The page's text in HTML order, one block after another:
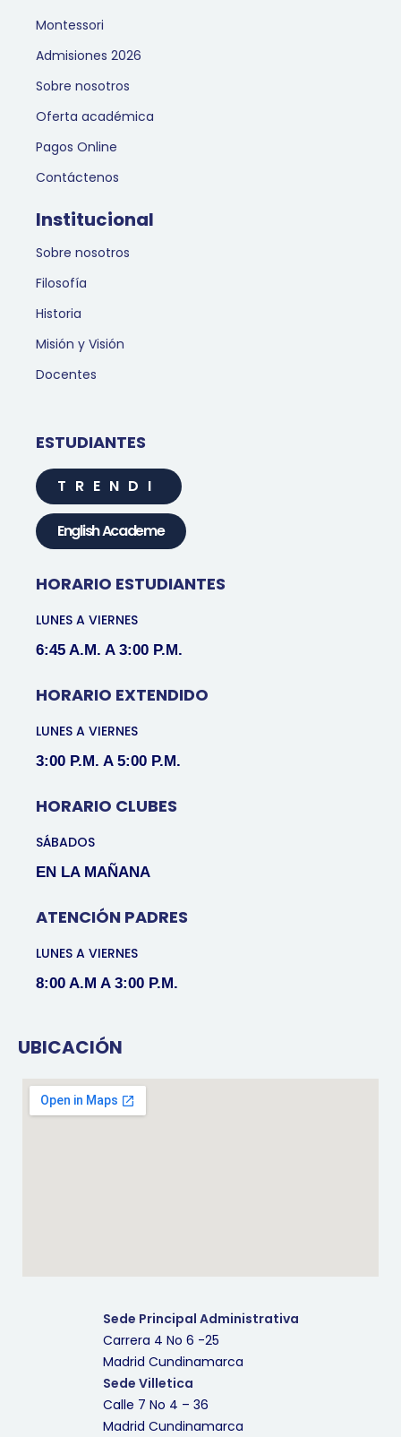
Montessori
Admisiones 2026
Sobre nosotros
Oferta académica
Pagos Online
Contáctenos
Institucional
Sobre nosotros
Filosofía
Historia
Misión y Visión
Docentes
ESTUDIANTES
TRENDI
English Academe
HORARIO ESTUDIANTES
LUNES A VIERNES
6:45 A.M. A 3:00 P.M.
HORARIO EXTENDIDO
LUNES A VIERNES
3:00 P.M. A 5:00 P.M.
HORARIO CLUBES
SÁBADOS
EN LA MAÑANA
ATENCIÓN PADRES
LUNES A VIERNES
8:00 A.M A 3:00 P.M.
UBICACIÓN
Sede Principal Administrativa
Carrera 4 No 6 -25
Madrid Cundinamarca
Sede Villetica
Calle 7 No 4 – 36
Madrid Cundinamarca